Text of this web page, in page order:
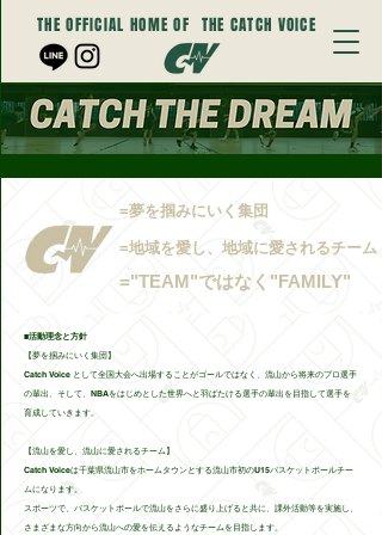
THE OFFICIAL HOME OF THE CATCH VOICE
=夢を掴みにいく集団
=地域を愛し、地域に愛されるチーム
="TEAM"ではなく"FAMILY"
​■活動理念と方針
【夢を掴みにいく集団】
Catch Voice として全国大会へ出場することがゴールではなく、流山から将来のプロ選手
の輩出、そして、NBAをはじめとした世界へと羽ばたける選手の輩出を目指して選手を
育成していきます。
【流山を愛し、流山に愛されるチーム】
Catch Voiceは千葉県流山市をホームタウンとする流山市初のU15バスケットボールチー
ムになります。
スポーツで、バスケットボールで流山をさらに盛り上げると共に、課外活動等を実施し、
さまざまな方向から流山への愛を伝えるようなチームを目指します。